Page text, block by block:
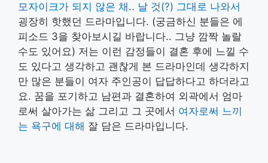
모자이크가 되지 않은 채.. 날 것(?) 그대로 나와서
굉장히 핫했던 드라마입니다. (궁금하신 분들은 에
피소드 3을 찾아보시길 바랍니다.. 그냥 깜짝 놀랄
수도 있어요) 저는 이런 감정들이 결혼 후에 느낄 수
도 있다고 생각하고 괜찮게 본 드라마인데 생각하지
만 많은 분들이 여자 주인공이 답답하다고 하더라고
요. 꿈을 포기하고 남편과 결혼하여 외곽에서 엄마
로써 살아가는 삶 그리고 그 곳에서 여자로써 느끼
는 욕구에 대해 잘 담은 드라마입니다.